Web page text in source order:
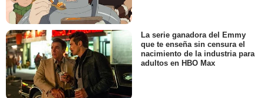
La serie ganadora del Emmy
que te enseña sin censura el
nacimiento de la industria para
adultos en HBO Max